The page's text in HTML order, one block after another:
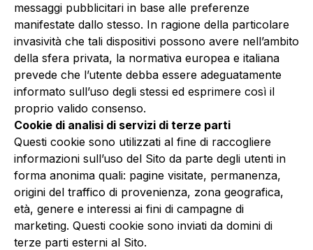
messaggi pubblicitari in base alle preferenze
manifestate dallo stesso. In ragione della particolare
invasività che tali dispositivi possono avere nell’ambito
della sfera privata, la normativa europea e italiana
prevede che l’utente debba essere adeguatamente
informato sull’uso degli stessi ed esprimere così il
proprio valido consenso.
Cookie di analisi di servizi di terze parti
Questi cookie sono utilizzati al fine di raccogliere
informazioni sull’uso del Sito da parte degli utenti in
forma anonima quali: pagine visitate, permanenza,
origini del traffico di provenienza, zona geografica,
età, genere e interessi ai fini di campagne di
marketing. Questi cookie sono inviati da domini di
terze parti esterni al Sito.